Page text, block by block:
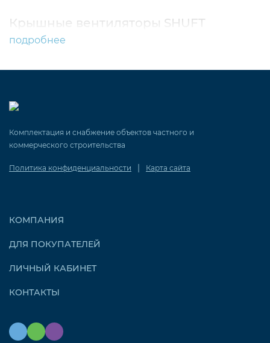
Крышные вентиляторы SHUFT
подробнее
Комплектация и снабжение объектов частного и
коммерческого строительства
Политика конфиденциальности | Карта сайта
КОМПАНИЯ
ДЛЯ ПОКУПАТЕЛЕЙ
ЛИЧНЫЙ КАБИНЕТ
КОНТАКТЫ